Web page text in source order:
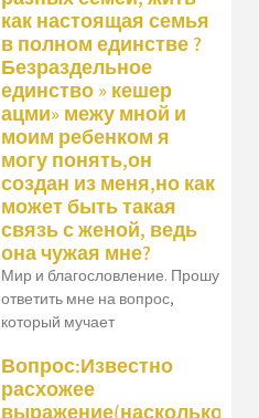
как настоящая семья
в полном единстве ?
Безраздельное
единство » кешер
ацми» межу мной и
моим ребенком я
могу понять,он
создан из меня,но как
может быть такая
связь с женой, ведь
она чужая мне?
Мир и благословление. Прошу
ответить мне на вопрос,
который мучает
Вопрос:Известно
расхожее
выражение(насколько